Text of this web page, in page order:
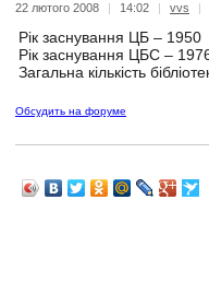
22 лютого 2008 | 14:02 | vvs |
Рік заснування ЦБ – 1950
Рік заснування ЦБС –
Загальна кількість
Обсудить на форуме